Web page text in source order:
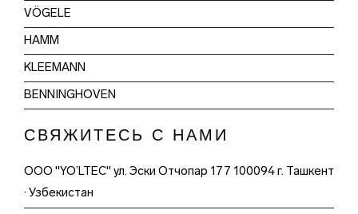
VÖGELE
HAMM
KLEEMANN
BENNINGHOVEN
СВЯЖИТЕСЬ С НАМИ
ООО "YO’LTEC" ул. Эски Отчопар 177 100094 г. Ташкент
· Узбекистан